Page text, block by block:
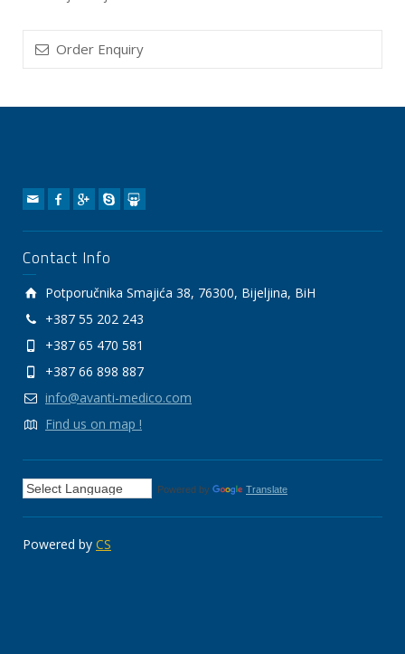
Order Enquiry
Contact Info
Potporučnika Smajića 38, 76300, Bijeljina, BiH
+387 55 202 243
+387 65 470 581
+387 66 898 887
info@avanti-medico.com
Find us on map !
Powered by Translate
Powered by CS